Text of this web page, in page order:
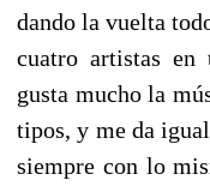
dando la vuelta
cuatro artistas
gusta mucho la
tipos, y me da
siempre con lo